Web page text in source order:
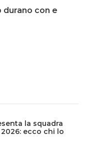
con e
la squadra
ecco chi lo